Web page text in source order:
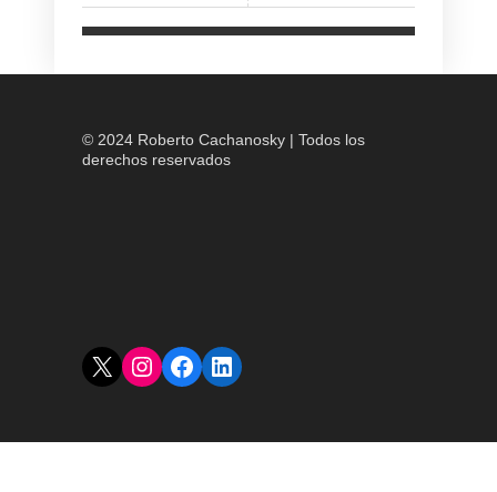
© 2024 Roberto Cachanosky | Todos los
derechos reservados
X Instagram
Facebook
LinkedIn